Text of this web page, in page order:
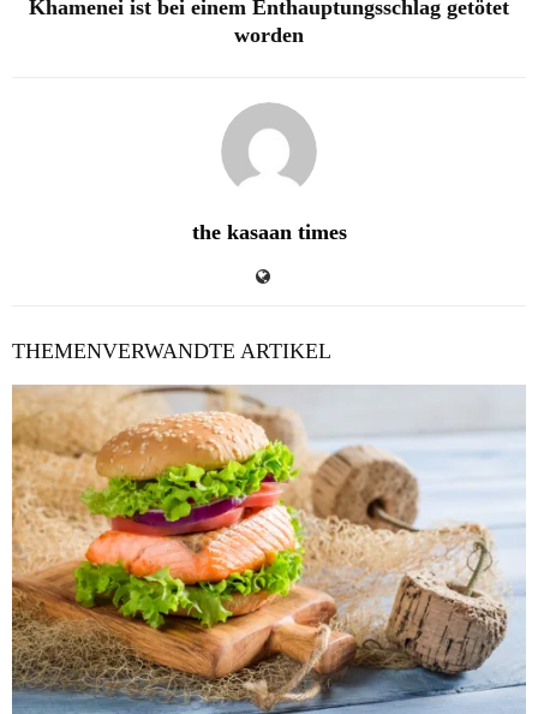
Khamenei ist bei einem Enthauptungsschlag getötet
worden
the kasaan times
THEMENVERWANDTE ARTIKEL